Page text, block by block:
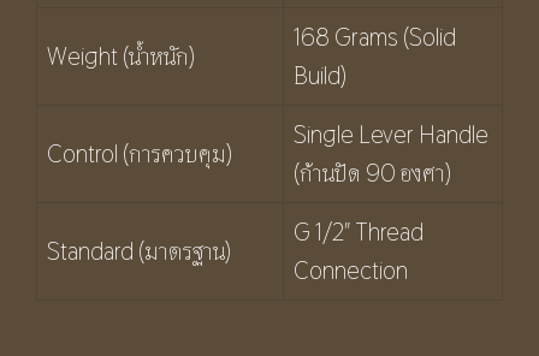
Weight (น้ำหนัก)
168 Grams (Solid
Build)
Control (การควบคุม)
Single Lever Handle
(ก้านปัด 90 องศา)
Standard (มาตรฐาน)
G 1/2″ Thread
Connection